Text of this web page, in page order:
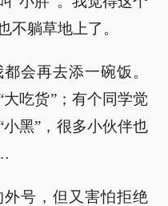
不躺草地上了。
会再去添一碗饭。
吃货”；有个同学觉
黑”，很多小伙伴也
号，但又害怕拒绝